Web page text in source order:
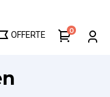
OFFERTE 0